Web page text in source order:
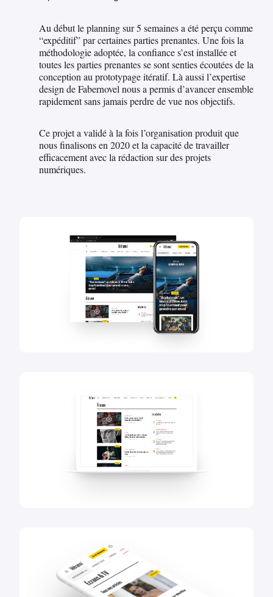
Au début le planning sur 5 semaines a été perçu comme
“expéditif” par certaines parties prenantes. Une fois la
méthodologie adoptée, la confiance s’est installée et
toutes les parties prenantes se sont senties écoutées de la
conception au prototypage itératif. Là aussi l’expertise
design de Fabernovel nous a permis d’avancer ensemble
rapidement sans jamais perdre de vue nos objectifs.
Ce projet a validé à la fois l’organisation produit que
nous finalisons en 2020 et la capacité de travailler
efficacement avec la rédaction sur des projets
numériques.